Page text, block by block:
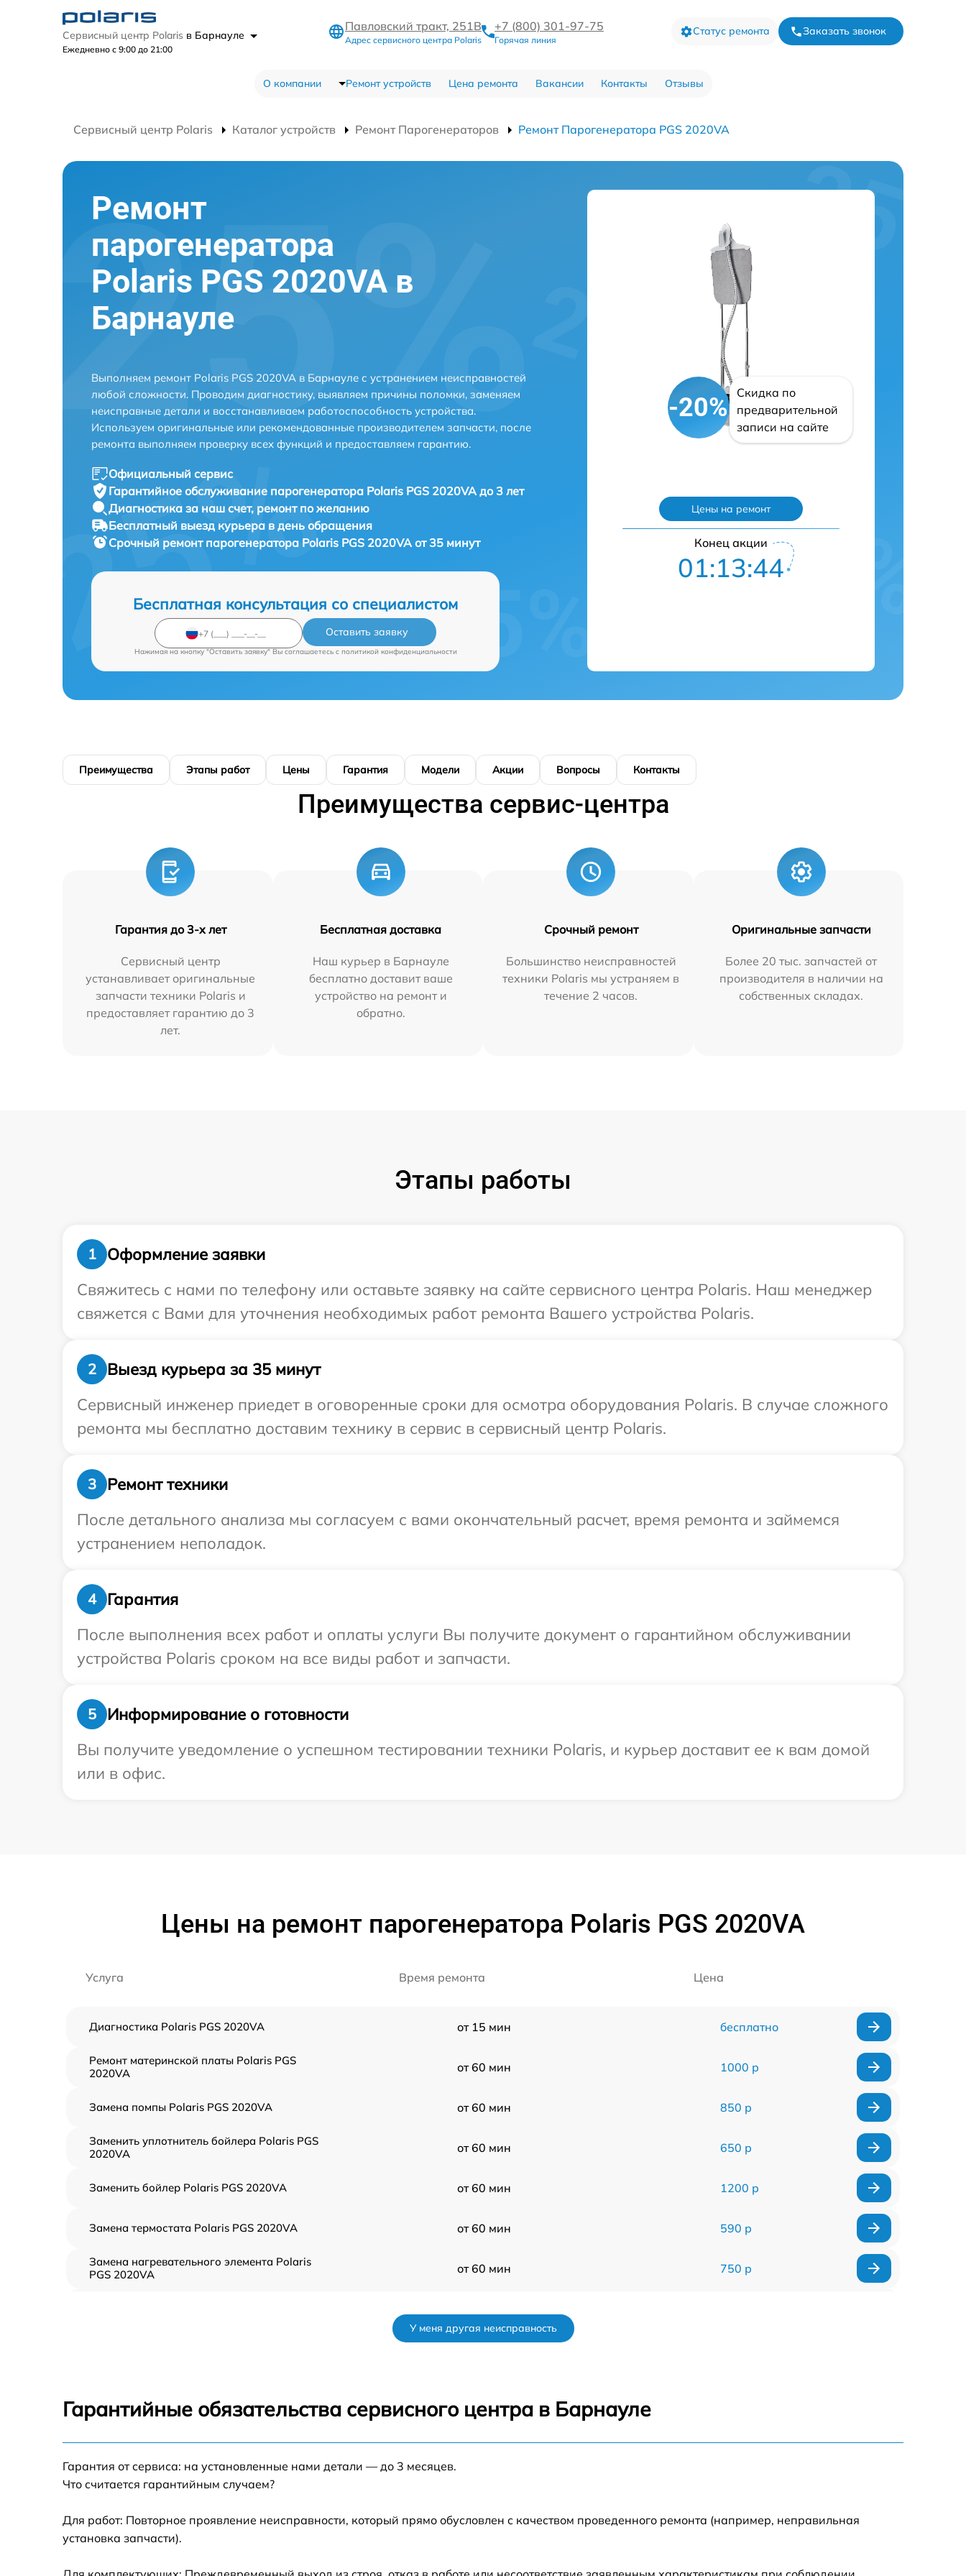
Сервисный центр Polaris в Барнауле
Ежедневно с 9:00 до 21:00
Павловский тракт, 251В
Адрес сервисного центра Polaris
+7 (800) 301-97-75
Горячая линия
Статус ремонта Заказать звонок
О компании Ремонт устройств Цена ремонта Вакансии Контакты Отзывы
Сервисный центр Polaris Каталог устройств Ремонт Парогенераторов Ремонт Парогенератора PGS 2020VA
Ремонт
парогенератора
Polaris PGS 2020VA в
Барнауле
Выполняем ремонт Polaris PGS 2020VA в Барнауле с устранением неисправностей
любой сложности. Проводим диагностику, выявляем причины поломки, заменяем
неисправные детали и восстанавливаем работоспособность устройства.
Используем оригинальные или рекомендованные производителем запчасти, после
ремонта выполняем проверку всех функций и предоставляем гарантию.
Официальный сервис
Гарантийное обслуживание парогенератора Polaris PGS 2020VA до 3 лет
Диагностика за наш счет, ремонт по желанию
Бесплатный выезд курьера в день обращения
Срочный ремонт парогенератора Polaris PGS 2020VA от 35 минут
Бесплатная консультация со специалистом
Оставить заявку
Нажимая на кнопку "Оставить заявку" Вы соглашаетесь c политикой конфиденциальности
-20%
Скидка по
предварительной
записи на сайте
Цены на ремонт
Конец акции
01:13:43
Преимущества Этапы работ Цены Гарантия Модели Акции Вопросы Контакты
Преимущества сервис-центра
Гарантия до 3-х лет
Сервисный центр
устанавливает оригинальные
запчасти техники Polaris и
предоставляет гарантию до 3
лет.
Бесплатная доставка
Наш курьер в Барнауле
бесплатно доставит ваше
устройство на ремонт и
обратно.
Срочный ремонт
Большинство неисправностей
техники Polaris мы устраняем в
течение 2 часов.
Оригинальные запчасти
Более 20 тыс. запчастей от
производителя в наличии на
собственных складах.
Этапы работы
1
Оформление заявки
Свяжитесь с нами по телефону или оставьте заявку на сайте сервисного центра Polaris. Наш менеджер
свяжется с Вами для уточнения необходимых работ ремонта Вашего устройства Polaris.
2
Выезд курьера за 35 минут
Сервисный инженер приедет в оговоренные сроки для осмотра оборудования Polaris. В случае сложного
ремонта мы бесплатно доставим технику в сервис в сервисный центр Polaris.
3
Ремонт техники
После детального анализа мы согласуем с вами окончательный расчет, время ремонта и займемся
устранением неполадок.
4
Гарантия
После выполнения всех работ и оплаты услуги Вы получите документ о гарантийном обслуживании
устройства Polaris сроком на все виды работ и запчасти.
5
Информирование о готовности
Вы получите уведомление о успешном тестировании техники Polaris, и курьер доставит ее к вам домой
или в офис.
Цены на ремонт парогенератора Polaris PGS 2020VA
Услуга Время ремонта Цена
Диагностика Polaris PGS 2020VA от 15 мин бесплатно
Ремонт материнской платы Polaris PGS
2020VA
от 60 мин 1000 р
Замена помпы Polaris PGS 2020VA от 60 мин 850 р
Заменить уплотнитель бойлера Polaris PGS
2020VA
от 60 мин 650 р
Заменить бойлер Polaris PGS 2020VA от 60 мин 1200 р
Замена термостата Polaris PGS 2020VA от 60 мин 590 р
Замена нагревательного элемента Polaris
PGS 2020VA
от 60 мин 750 р
Корпусный ремонт (замена резинок,
креплений, кнопок) Polaris PGS 2020VA
У меня другая неисправность
Гарантийные обязательства сервисного центра в Барнауле
Гарантия от сервиса: на установленные нами детали — до 3 месяцев.
Что считается гарантийным случаем?
Для работ: Повторное проявление неисправности, который прямо обусловлен с качеством проведенного ремонта (например, неправильная
установка запчасти).